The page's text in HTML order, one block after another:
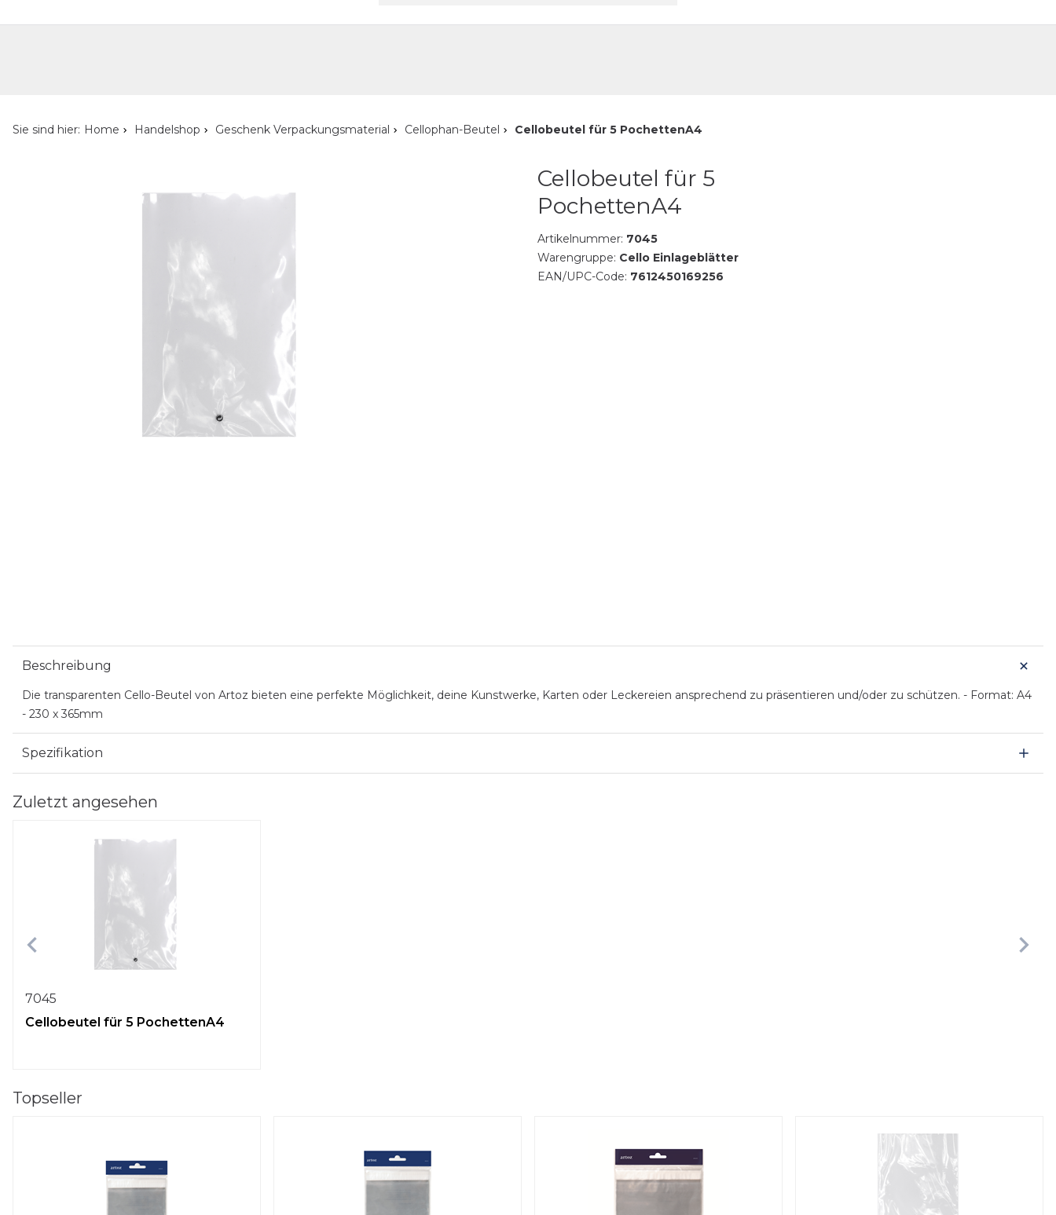
Sie sind hier: Home Handelshop Geschenk Verpackungsmaterial Cellophan-Beutel Cellobeutel für 5 PochettenA4
Cellobeutel für 5
PochettenA4
Artikelnummer: 7045
Warengruppe: Cello Einlageblätter
EAN/UPC-Code: 7612450169256
Beschreibung
Die transparenten Cello-Beutel von Artoz bieten eine perfekte Möglichkeit, deine Kunstwerke, Karten oder Leckereien ansprechend zu präsentieren und/oder zu schützen. - Format: A4
- 230 x 365mm
Spezifikation
Zuletzt angesehen
7045
Cellobeutel für 5 PochettenA4
Topseller